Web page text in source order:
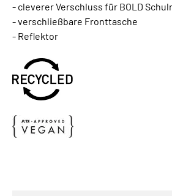
- cleverer Verschluss für BOLD
- verschließbare Fronttasche
- Reflektor